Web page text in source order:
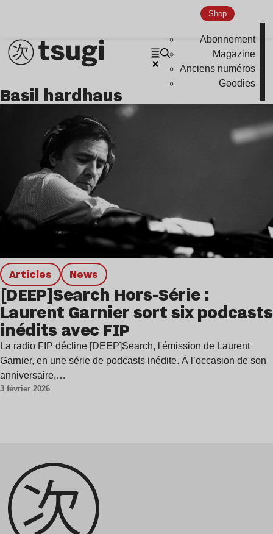
Shop
Abonnement
Magazine
Anciens numéros
Goodies
basil hardhaus
Articles news
[DEEP]Search Hors-Série :
Laurent Garnier sort six podcasts
inédits avec FIP
La radio FIP décline [DEEP]Search, l'émission de Laurent
Garnier, en une série de podcasts inédite. À l’occasion de son
anniversaire,…
3 février 2026